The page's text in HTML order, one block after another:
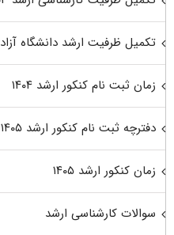
تکمیل ظرفیت ارشد دانشگاه آزاد ۱۴۰۳
زمان ثبت نام کنکور ارشد ۱۴۰۴
دفترچه ثبت نام کنکور ارشد ۱۴۰۵
زمان کنکور ارشد ۱۴۰۵
سوالات کارشناسی ارشد